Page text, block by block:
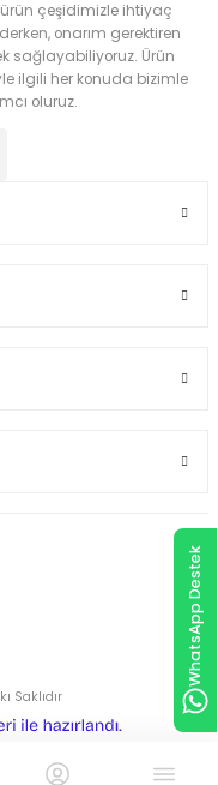
çeşidimizle ihtiyaç
onarım gerektiren
sağlayabiliyoruz. Ürün
ilgili her konuda bizimle
oluruz.
Saklıdır
WhatsApp Destek
e-
paketleri